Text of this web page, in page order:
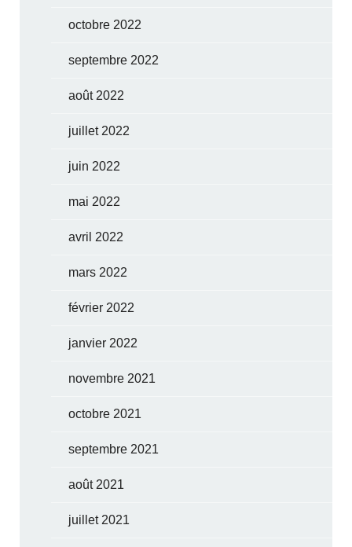
octobre 2022
septembre 2022
août 2022
juillet 2022
juin 2022
mai 2022
avril 2022
mars 2022
février 2022
janvier 2022
novembre 2021
octobre 2021
septembre 2021
août 2021
juillet 2021